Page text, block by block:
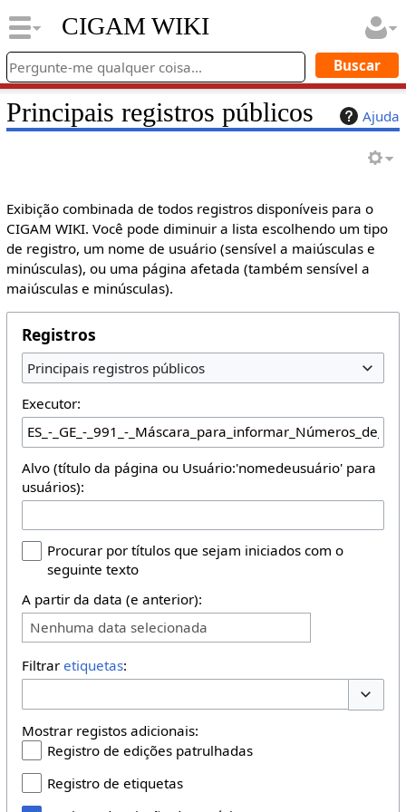
CIGAM WIKI
Ajuda
Principais registros públicos
Exibição combinada de todos registros disponíveis para o
CIGAM WIKI. Você pode diminuir a lista escolhendo um tipo
de registro, um nome de usuário (sensível a maiúsculas e
minúsculas), ou uma página afetada (também sensível a
maiúsculas e minúsculas).
Registros
Principais registros públicos
Executor:
Alvo (título da página ou Usuário:'nomedeusuário' para
usuários):
Procurar por títulos que sejam iniciados com o
seguinte texto
A partir da data (e anterior):
Nenhuma data selecionada
Filtrar etiquetas:
Mostrar registos adicionais:
Registro de edições patrulhadas
Registro de etiquetas